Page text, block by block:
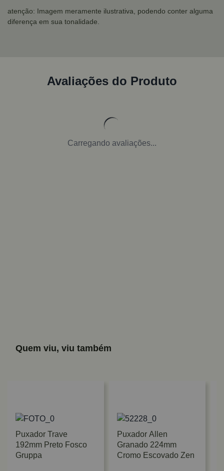
atenção: Imagem meramente ilustrativa, podendo conter alguma
diferença em sua tonalidade.
Avaliações do Produto
Carregando avaliações...
Quem viu, viu também
Puxador Trave
192mm Preto Fosco
Gruppa
Puxador Allen
Granado 224mm
Cromo Escovado Zen